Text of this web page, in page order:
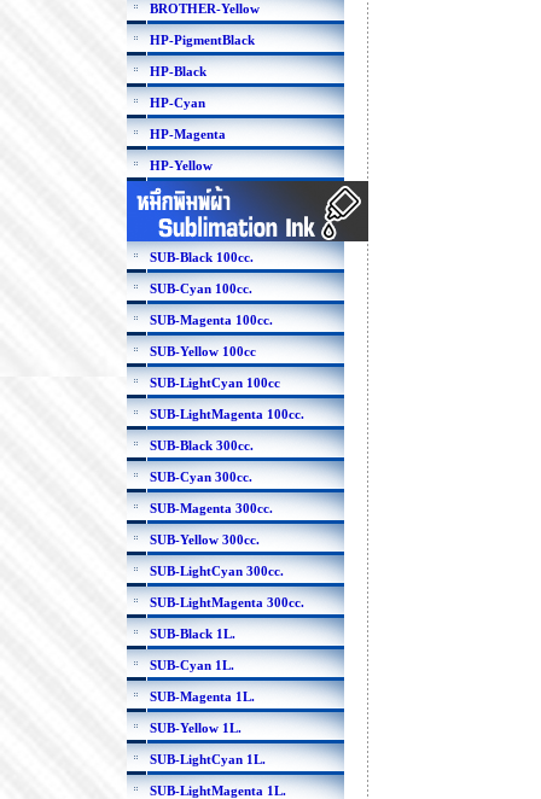
BROTHER-Yellow
HP-PigmentBlack
HP-Black
HP-Cyan
HP-Magenta
HP-Yellow
SUB-Black 100cc.
SUB-Cyan 100cc.
SUB-Magenta 100cc.
SUB-Yellow 100cc
SUB-LightCyan 100cc
SUB-LightMagenta 100cc.
SUB-Black 300cc.
SUB-Cyan 300cc.
SUB-Magenta 300cc.
SUB-Yellow 300cc.
SUB-LightCyan 300cc.
SUB-LightMagenta 300cc.
SUB-Black 1L.
SUB-Cyan 1L.
SUB-Magenta 1L.
SUB-Yellow 1L.
SUB-LightCyan 1L.
SUB-LightMagenta 1L.